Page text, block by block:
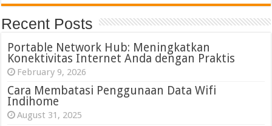
Recent Posts
Portable Network Hub: Meningkatkan
Konektivitas Internet Anda dengan Praktis
February 9, 2026
Cara Membatasi Penggunaan Data Wifi
Indihome
August 31, 2025